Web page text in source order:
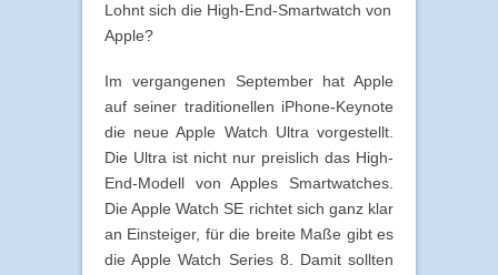
Lohnt sich die High-End-Smartwatch von
Apple?
Im vergangenen September hat Apple
auf seiner traditionellen iPhone-Keynote
die neue Apple Watch Ultra vorgestellt.
Die Ultra ist nicht nur preislich das High-
End-Modell von Apples Smartwatches.
Die Apple Watch SE richtet sich ganz klar
an Einsteiger, für die breite Maße gibt es
die Apple Watch Series 8. Damit sollten